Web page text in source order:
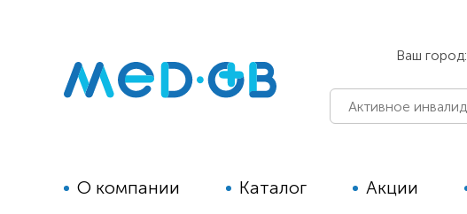
Ваш город:
О компании Каталог Акции